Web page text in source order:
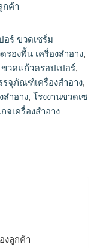
กค้า
อร์, บรรจุภัณฑ์ใส่เซ
วดดรอปเปอร์, ขวด
รงงานขวดเซรั่ม,
รรจุภัณฑ์เครื่อง
จเครื่องสำอาง,
อร์ ขวดเซรั่ม
รองพื้น เครื่องสำอาง,
ขวดแก้วดรอปเปอร์,
รจุภัณฑ์เครื่องสำอาง,
สำอาง, โรงงานขวดเซ
จเครื่องสำอาง
งลูกค้า